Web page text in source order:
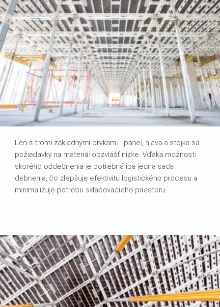
Len s tromi základnými prvkami - panel, hlava a stojka sú
požiadavky na materiál obzvlášť nízke. Vďaka možnosti
skorého oddebnenia je potrebná iba jedna sada
debnenia, čo zlepšuje efektivitu logistického procesu a
minimalizuje potrebu skladovacieho priestoru.